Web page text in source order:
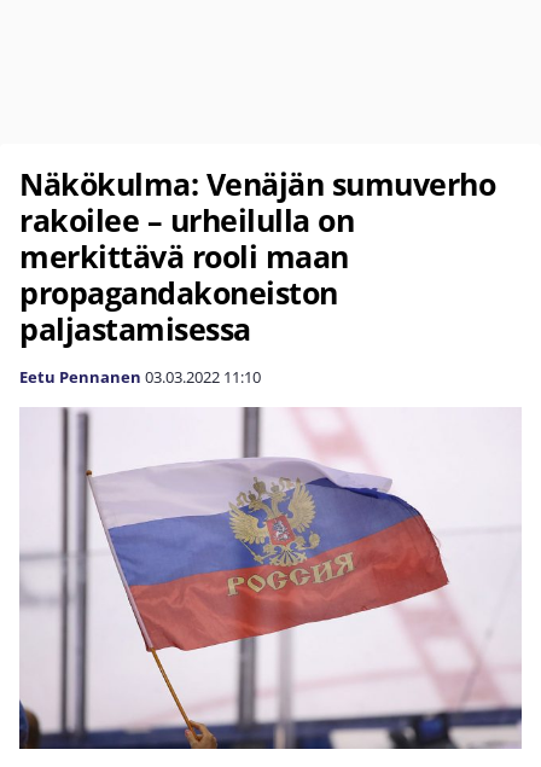
Näkökulma: Venäjän sumuverho
rakoilee – urheilulla on
merkittävä rooli maan
propagandakoneiston
paljastamisessa
Eetu Pennanen 03.03.2022 11:10